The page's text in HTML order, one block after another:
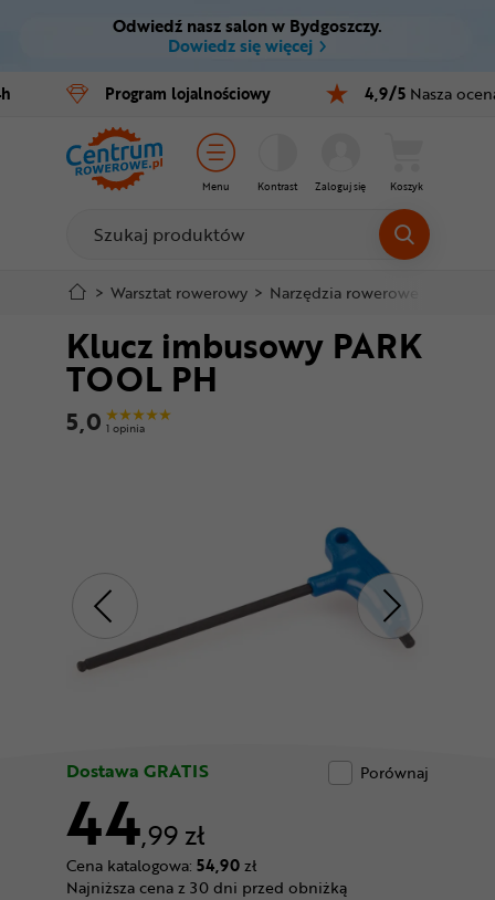
Ctrl M
Menu główne
Informacje o produkcie
Do koszyka
Szczegółowe informacje
Stopka
Mapa strony
Odwiedź nasz salon w Bydgoszczy.
Dowiedz się więcej
Program lojalnościowy 4,9/5 Nasza
Menu Kontrast Zaloguj się Koszyk
Rowery
E-bike
Części
Akcesoria
Odzież
Kaski
Buty
Superoferta
> Warsztat rowerowy > Narzędzia rowerowe
Klucz imbusowy PARK
TOOL PH
5,0 1 opinia
Dostawa GRATIS Porównaj
44,99 zł
Cena katalogowa: 54,90zł
Najniższa cena z 30 dni przed obniżką